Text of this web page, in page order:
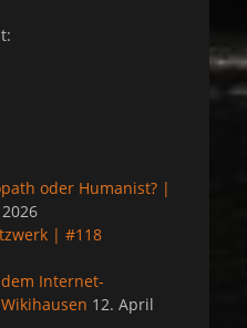
oder Humanist? |
| #118
Internet-
12. April